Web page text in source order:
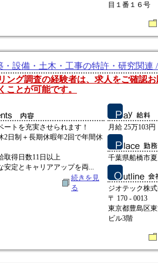
目１番１６号
・設備・土木・工事の特許・研究関連
ング調査の経験者は、求人をご確認
ことが可能です。
トを充実させられます！
2日制＋長期休暇年2回で年間休
取得日数11日以上
定とキャリアアップを両...
続きを見
る
月給 25万103
千葉県船橋市
ジオテック株
〒 170 - 0013
東京都豊島区
ビル3階